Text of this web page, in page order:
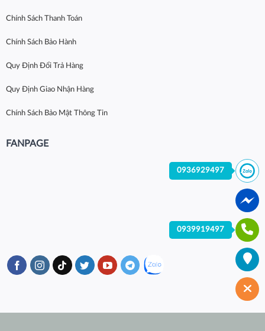
Chính Sách Thanh Toán
Chính Sách Bảo Hành
Quy Định Đổi Trả Hàng
Quy Định Giao Nhận Hàng
Chính Sách Bảo Mật Thông Tin
FANPAGE
0936929497
0939919497